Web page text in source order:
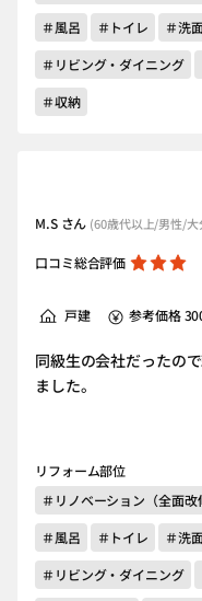
＃風呂
＃トイレ
＃洗
＃リビング・ダイニング
＃収納
M.S さん (60歳代以上/男性/大
口コミ総合評価
戸建 参考価格
同級生の会社だったの
ました。
リフォーム部位
＃リノベーション（全面改
＃風呂
＃トイレ
＃洗
＃リビング・ダイニング